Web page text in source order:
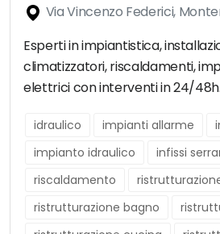
Via Vincenzo Federici,
Esperti in impiantistica,
climatizzatori, riscaldamenti,
elettrici con interventi in 24/48h.
idraulico impianti allarme
impianto idraulico
infissi
riscaldamento
ristrutturazione bagno